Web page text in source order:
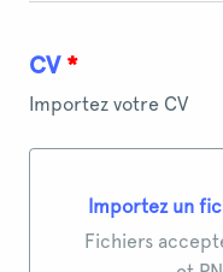
CV *
Importez votre CV
Importez un
Importez un
Fichiers